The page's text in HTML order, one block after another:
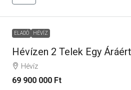
ELADÓ HÉVÍZ
Hévízen 2 Telek Egy
Hévíz
69 900 000 Ft